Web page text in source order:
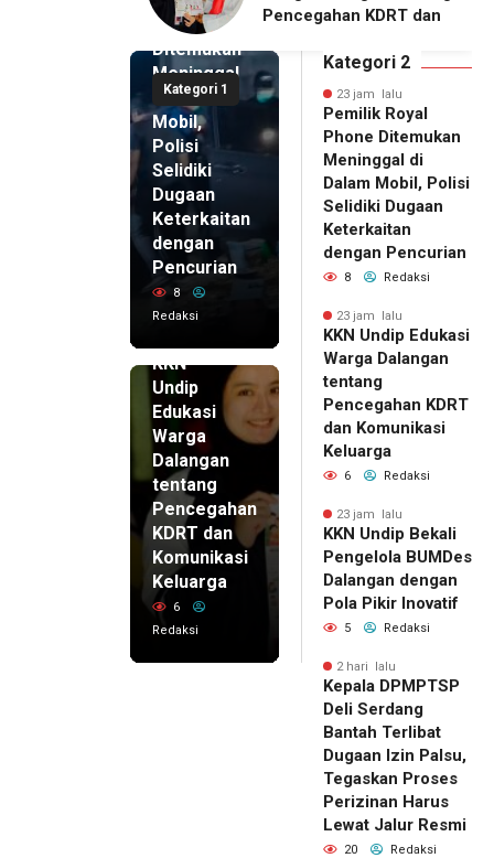
Dalangan dengan Pola
Kategori 1
Phone
Ditemukan
Meninggal
di Dalam
Mobil,
Polisi
Selidiki
Dugaan
Keterkaitan
dengan
Pencurian
8
Redaksi
KKN
Undip
Edukasi
Warga
Dalangan
tentang
Pencegahan
KDRT dan
Komunikasi
Keluarga
6
Redaksi
Kategori 2
23 jam lalu
Pemilik Royal
Phone Ditemukan
Meninggal di
Dalam Mobil, Polisi
Selidiki Dugaan
Keterkaitan
dengan Pencurian
8 Redaksi
23 jam lalu
KKN Undip Edukasi
Warga Dalangan
tentang
Pencegahan KDRT
dan Komunikasi
Keluarga
6 Redaksi
23 jam lalu
KKN Undip Bekali
Pengelola BUMDes
Dalangan dengan
Pola Pikir Inovatif
5 Redaksi
2 hari lalu
Kepala DPMPTSP
Deli Serdang
Bantah Terlibat
Dugaan Izin Palsu,
Tegaskan Proses
Perizinan Harus
Lewat Jalur Resmi
20 Redaksi